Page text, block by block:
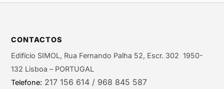
CONTACTOS
Edifício SIMOL, Rua Fernando Palha 52, Escr. 302 1950-
132 Lisboa – PORTUGAL
Telefone: 217 156 614 / 968 845 587